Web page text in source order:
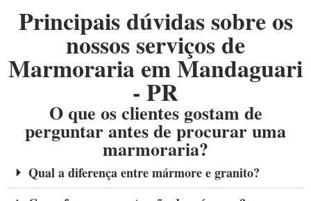
Principais dúvidas sobre os
nossos serviços de
Marmoraria em Mandaguari
- PR
O que os clientes gostam de
perguntar antes de procurar uma
marmoraria?
Qual a diferença entre mármore e granito?